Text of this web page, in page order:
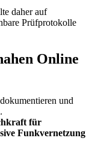
daher auf
Prüfprotokolle
Online
und
für
Funkvernetzung